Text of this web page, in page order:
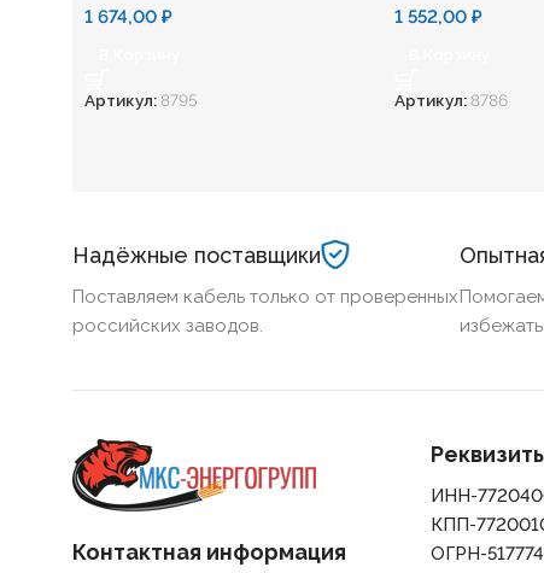
1 674,00 ₽
Артикул:8795
1 552,00 ₽
Артикул:8786
Надёжные поставщики
Поставляем кабель только от проверенных
российских заводов.
Контактная информация
ИНН-
КПП-
ОГРН-